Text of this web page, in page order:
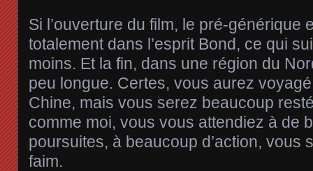
Si l’ouverture du film, le pré-générique
totalement dans l’esprit Bond, ce qui
moins. Et la fin, dans une région du
peu longue. Certes, vous aurez
Chine, mais vous serez beaucoup
comme moi, vous vous attendiez à de
poursuites, à beaucoup d’action, vous
faim.